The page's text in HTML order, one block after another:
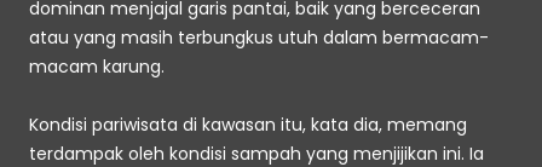
dominan menjajal garis pantai, baik yang berceceran
atau yang masih terbungkus utuh dalam bermacam-
macam karung.
Kondisi pariwisata di kawasan itu, kata dia, memang
terdampak oleh kondisi sampah yang menjijikan ini. Ia